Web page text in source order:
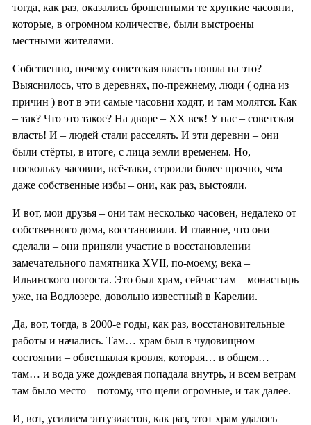
тогда, как раз, оказались брошенными те хрупкие часовни,
которые, в огромном количестве, были выстроены
местными жителями.
Собственно, почему советская власть пошла на это?
Выяснилось, что в деревнях, по-прежнему, люди ( одна из
причин ) вот в эти самые часовни ходят, и там молятся. Как
– так? Что это такое? На дворе – ХХ век! У нас – советская
власть! И – людей стали расселять. И эти деревни – они
были стёрты, в итоге, с лица земли временем. Но,
поскольку часовни, всё-таки, строили более прочно, чем
даже собственные избы – они, как раз, выстояли.
И вот, мои друзья – они там несколько часовен, недалеко от
собственного дома, восстановили. И главное, что они
сделали – они приняли участие в восстановлении
замечательного памятника XVII, по-моему, века –
Ильинского погоста. Это был храм, сейчас там – монастырь
уже, на Водлозере, довольно известный в Карелии.
Да, вот, тогда, в 2000-е годы, как раз, восстановительные
работы и начались. Там… храм был в чудовищном
состоянии – обветшалая кровля, которая… в общем…
там… и вода уже дождевая попадала внутрь, и всем ветрам
там было место – потому, что щели огромные, и так далее.
И, вот, усилием энтузиастов, как раз, этот храм удалось